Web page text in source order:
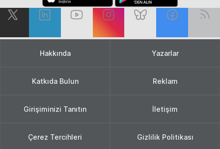
Hakkında Yazarlar
Katkıda Bulun Reklam
Girişiminizi Tanıtın İletişim
Çerez Tercihleri Gizlilik Politikası